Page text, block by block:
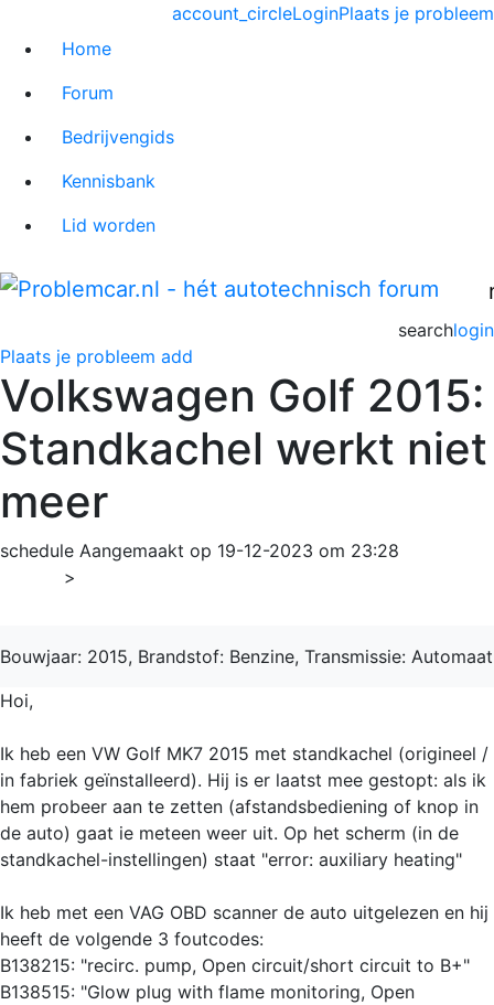
Plaats je probleem
account_circleLogin
Home
Forum
Bedrijvengids
Kennisbank
Lid worden
login
search
Plaats je probleem add
Volkswagen Golf 2015:
Standkachel werkt niet
meer
schedule Aangemaakt op 19-12-2023 om 23:28
>
Bouwjaar: 2015, Brandstof: Benzine, Transmissie: Automaat
Hoi,
Ik heb een VW Golf MK7 2015 met standkachel (origineel /
in fabriek geïnstalleerd). Hij is er laatst mee gestopt: als ik
hem probeer aan te zetten (afstandsbediening of knop in
de auto) gaat ie meteen weer uit. Op het scherm (in de
standkachel-instellingen) staat "error: auxiliary heating"
Ik heb met een VAG OBD scanner de auto uitgelezen en hij
heeft de volgende 3 foutcodes:
B138215: "recirc. pump, Open circuit/short circuit to B+"
B138515: "Glow plug with flame monitoring, Open